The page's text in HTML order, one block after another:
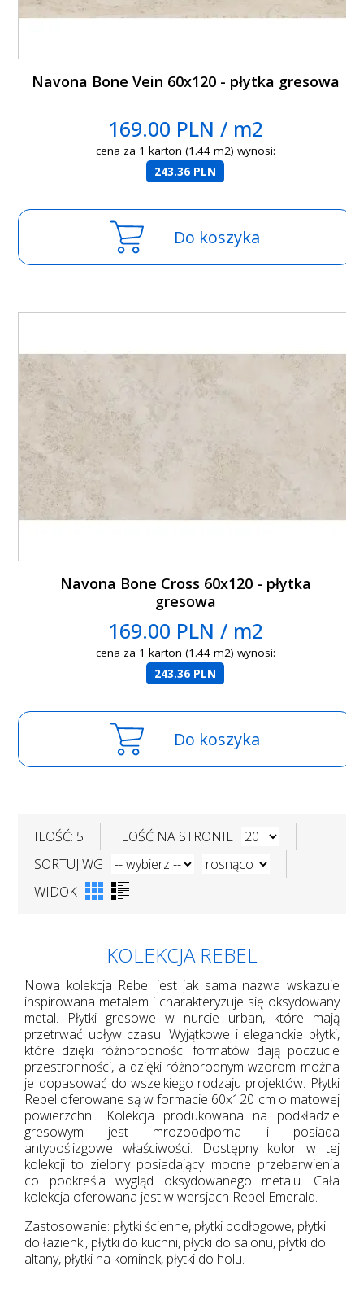
Navona Bone Vein 60x120 - płytka gresowa
169.00 PLN / m2
cena za 1 karton (1.44 m2) wynosi:
243.36 PLN
Do koszyka
Navona Bone Cross 60x120 - płytka
gresowa
169.00 PLN / m2
cena za 1 karton (1.44 m2) wynosi:
243.36 PLN
Do koszyka
ILOŚĆ: 5
ILOŚĆ NA STRONIE
SORTUJ WG
WIDOK
KOLEKCJA REBEL
Nowa kolekcja Rebel jest jak sama nazwa wskazuje
inspirowana metalem i charakteryzuje się oksydowany
metal. Płytki gresowe w nurcie urban, które mają
przetrwać upływ czasu. Wyjątkowe i eleganckie płytki,
które dzięki różnorodności formatów dają poczucie
przestronności, a dzięki różnorodnym wzorom można
je dopasować do wszelkiego rodzaju projektów. Płytki
Rebel oferowane są w formacie 60x120 cm o matowej
powierzchni. Kolekcja produkowana na podkładzie
gresowym jest mrozoodporna i posiada
antypoślizgowe właściwości. Dostępny kolor w tej
kolekcji to zielony posiadający mocne przebarwienia
co podkreśla wygląd oksydowanego metalu. Cała
kolekcja oferowana jest w wersjach Rebel Emerald.
Zastosowanie: płytki ścienne, płytki podłogowe, płytki
do łazienki, płytki do kuchni, płytki do salonu, płytki do
altany, płytki na kominek, płytki do holu.